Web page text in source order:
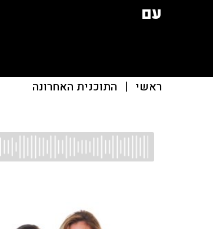
עם
ראשי | התוכנית האחרונה